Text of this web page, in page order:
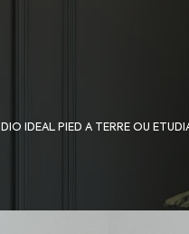
IDEAL PIED A TERRE OU